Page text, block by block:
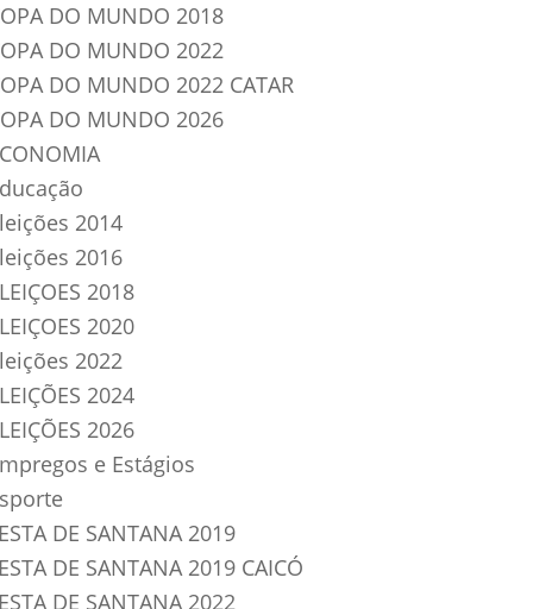
DO MUNDO 2018
DO MUNDO 2022
DO MUNDO 2022 CATAR
DO MUNDO 2026
2014
2016
2018
2020
2022
2024
2026
e Estágios
DE SANTANA 2019
DE SANTANA 2019 CAICÓ
DE SANTANA 2022